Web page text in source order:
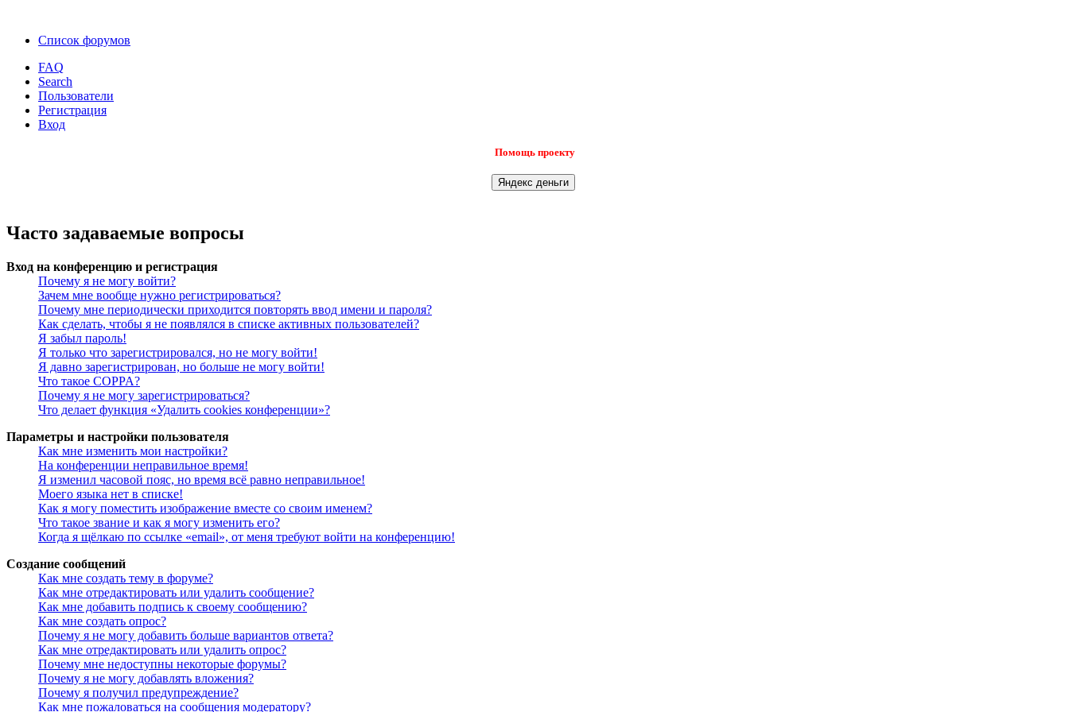
Список форумов
FAQ
Search
Пользователи
Регистрация
Вход
Помощь проекту
Часто задаваемые вопросы
Вход на конференцию и регистрация
Почему я не могу войти?
Зачем мне вообще нужно регистрироваться?
Почему мне периодически приходится повторять ввод имени и пароля?
Как сделать, чтобы я не появлялся в списке активных пользователей?
Я забыл пароль!
Я только что зарегистрировался, но не могу войти!
Я давно зарегистрирован, но больше не могу войти!
Что такое COPPA?
Почему я не могу зарегистрироваться?
Что делает функция «Удалить cookies конференции»?
Параметры и настройки пользователя
Как мне изменить мои настройки?
На конференции неправильное время!
Я изменил часовой пояс, но время всё равно неправильное!
Моего языка нет в списке!
Как я могу поместить изображение вместе со своим именем?
Что такое звание и как я могу изменить его?
Когда я щёлкаю по ссылке «email», от меня требуют войти на конференцию!
Создание сообщений
Как мне создать тему в форуме?
Как мне отредактировать или удалить сообщение?
Как мне добавить подпись к своему сообщению?
Как мне создать опрос?
Почему я не могу добавить больше вариантов ответа?
Как мне отредактировать или удалить опрос?
Почему мне недоступны некоторые форумы?
Почему я не могу добавлять вложения?
Почему я получил предупреждение?
Как мне пожаловаться на сообщения модератору?